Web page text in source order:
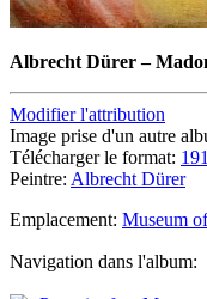
Albrecht Dürer–
Modifier l'attribution
Image prise d'un autre
Télécharger le format:
Peintre: Albrecht Dürer
Emplacement: Museum
Navigation dans l'album: